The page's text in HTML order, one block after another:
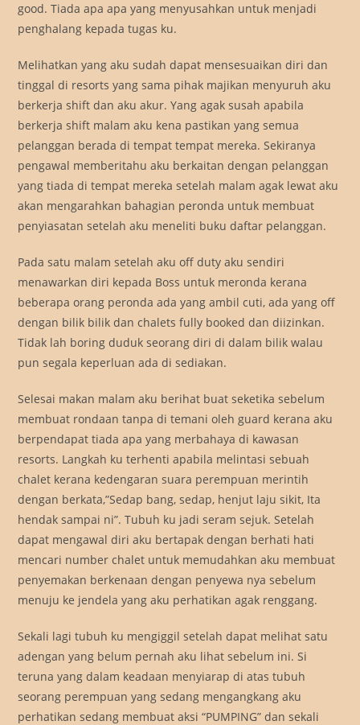
good. Tiada apa apa yang menyusahkan untuk menjadi
penghalang kepada tugas ku.
Melihatkan yang aku sudah dapat mensesuaikan diri dan
tinggal di resorts yang sama pihak majikan menyuruh aku
berkerja shift dan aku akur. Yang agak susah apabila
berkerja shift malam aku kena pastikan yang semua
pelanggan berada di tempat tempat mereka. Sekiranya
pengawal memberitahu aku berkaitan dengan pelanggan
yang tiada di tempat mereka setelah malam agak lewat aku
akan mengarahkan bahagian peronda untuk membuat
penyiasatan setelah aku meneliti buku daftar pelanggan.
Pada satu malam setelah aku off duty aku sendiri
menawarkan diri kepada Boss untuk meronda kerana
beberapa orang peronda ada yang ambil cuti, ada yang off
dengan bilik bilik dan chalets fully booked dan diizinkan.
Tidak lah boring duduk seorang diri di dalam bilik walau
pun segala keperluan ada di sediakan.
Selesai makan malam aku berihat buat seketika sebelum
membuat rondaan tanpa di temani oleh guard kerana aku
berpendapat tiada apa yang merbahaya di kawasan
resorts. Langkah ku terhenti apabila melintasi sebuah
chalet kerana kedengaran suara perempuan merintih
dengan berkata,”Sedap bang, sedap, henjut laju sikit, Ita
hendak sampai ni”. Tubuh ku jadi seram sejuk. Setelah
dapat mengawal diri aku bertapak dengan berhati hati
mencari number chalet untuk memudahkan aku membuat
penyemakan berkenaan dengan penyewa nya sebelum
menuju ke jendela yang aku perhatikan agak renggang.
Sekali lagi tubuh ku mengiggil setelah dapat melihat satu
adengan yang belum pernah aku lihat sebelum ini. Si
teruna yang dalam keadaan menyiarap di atas tubuh
seorang perempuan yang sedang mengangkang aku
perhatikan sedang membuat aksi “PUMPING” dan sekali